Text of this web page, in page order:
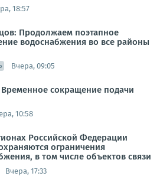
18:57
Продолжаем поэтапное
водоснабжения во все районы
Вчера, 09:05
сокращение подачи
10:58
Российской Федерации
ограничения
в том числе объектов связи
Вчера, 17:33